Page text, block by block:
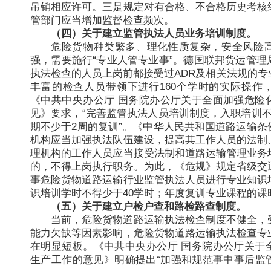
吊销相应许可。三是规定对有合格、不合格历史考
管部门应当增加监督检查频次。
（四）关于建立监管执法人员业务培训制度。
危险货物种类繁多、理化性质复杂，安全风险
强，需要施行“专业人管专业事”。德国联邦货运管
执法检查的人员上岗前都接受过ADR及相关法规的
丰富的检查人员带领下进行160个学时的实际操作
《中共中央办公厅 国务院办公厅关于全面加强危
见》要求，“完善监管执法人员培训制度，入职培训
期不少于2周的复训”。《中华人民共和国道路运输
机构应当加强执法队伍建设，提高其工作人员的法
理机构的工作人员应当接受法制和道路运输管理业
的，不得上岗执行职务。为此，《危规》规定省级
事危险货物道路运输行业监管执法人员进行专业知
识培训学时不得少于40学时；年度复训专业课程的
（五）关于建立户检户查和路检路查制度。
当前，危险货物道路运输执法检查制度不健全
能力欠缺等因素影响，危险货物道路运输执法检查
在明显短板。《中共中央办公厅 国务院办公厅关于
生产工作的意见》明确提出“加强和规范事中事后监